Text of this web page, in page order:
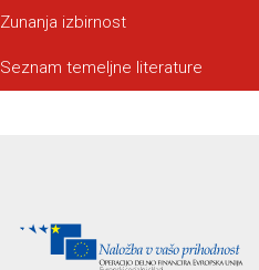
Zunanja izbirnost
Seznam temeljne literature